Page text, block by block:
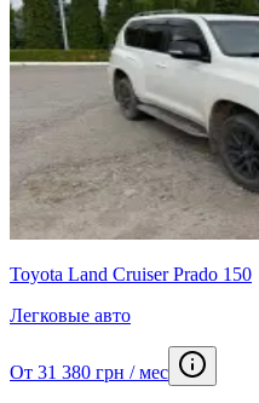
Toyota Land Cruiser Prado 150
Легковые авто
От 31 380 грн / мес